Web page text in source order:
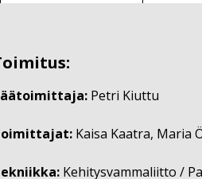
Petri Kiuttu
Kaisa Kaatra, Maria
Kehitysvammaliitto /